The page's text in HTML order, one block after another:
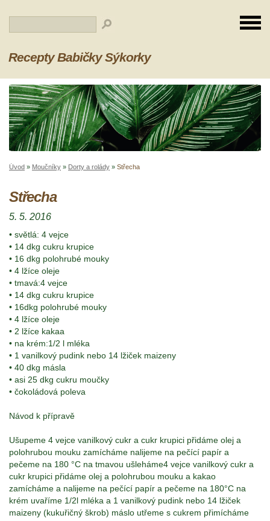
Recepty Babičky Sýkorky
Úvod » Moučníky » Dorty a rolády » Střecha
Střecha
5. 5. 2016
• světlá: 4 vejce
• 14 dkg cukru krupice
• 16 dkg polohrubé mouky
• 4 lžíce oleje
• tmavá:4 vejce
• 14 dkg cukru krupice
• 16dkg polohrubé mouky
• 4 lžíce oleje
• 2 lžíce kakaa
• na krém:1/2 l mléka
• 1 vanilkový pudink nebo 14 lžiček maizeny
• 40 dkg másla
• asi 25 dkg cukru moučky
• čokoládová poleva
Návod k přípravě
Ušupeme 4 vejce vanilkový cukr a cukr krupici přidáme olej a
polohrubou mouku zamícháme nalijeme na pečící papír a
pečeme na 180 °C na tmavou ušleháme4 vejce vanilkový cukr a
cukr krupici přidáme olej a polohrubou mouku a kakao
zamícháme a nalijeme na pečící papír a pečeme na 180°C na
krém uvaříme 1/2l mléka a 1 vanilkový pudink nebo 14 lžiček
maizeny (kukuřičný škrob) máslo utřeme s cukrem přimícháme